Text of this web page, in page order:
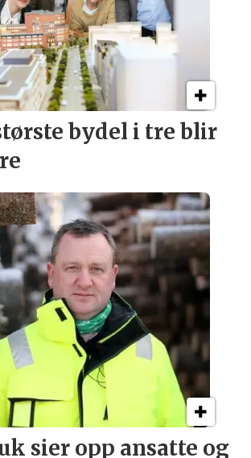
bydel i tre blir
sier opp ansatte og